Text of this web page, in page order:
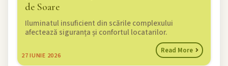
de Soare
27IUNIE 2026
Iluminatul insuficient din scările complexului
afectează siguranța și confortul locatarilor.
Read More